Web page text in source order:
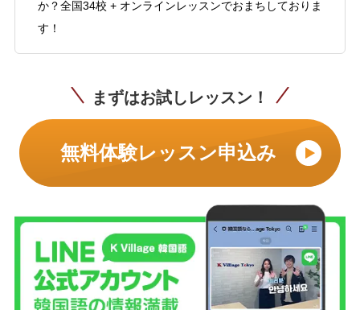
か？全国34校 + オンラインレッスンでおまちしておりま
す！
まずはお試しレッスン！
無料体験レッスン申込み